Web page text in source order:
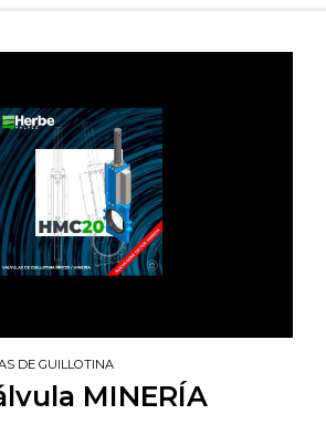
DE GUILLOTINA
MINERÍA